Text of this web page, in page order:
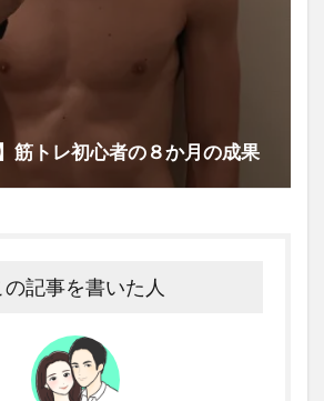
筋トレ初心者の８か月の成果
の記事を書いた人